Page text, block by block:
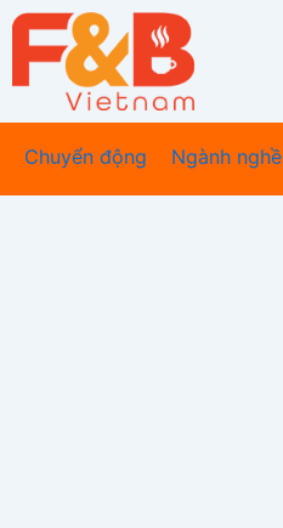
Nhảy
Chuyển động
Ngành nghề